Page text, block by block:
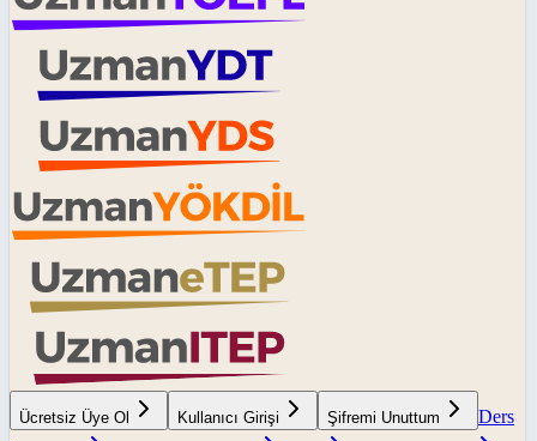
Ücretsiz Üye Ol Kullanıcı Girişi Şifremi Unuttum
Ders